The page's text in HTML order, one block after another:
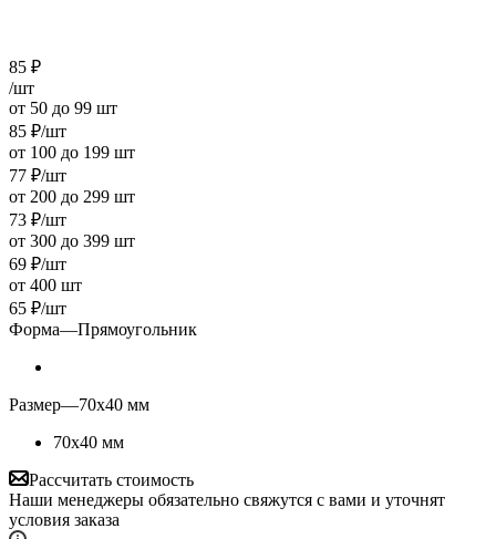
85 ₽
/шт
от 50 до 99 шт
85 ₽/шт
от 100 до 199 шт
77 ₽/шт
от 200 до 299 шт
73 ₽/шт
от 300 до 399 шт
69 ₽/шт
от 400 шт
65 ₽/шт
Форма—Прямоугольник
Размер—70х40 мм
70х40 мм
Рассчитать стоимость
Наши менеджеры обязательно свяжутся с вами и уточнят
условия заказа